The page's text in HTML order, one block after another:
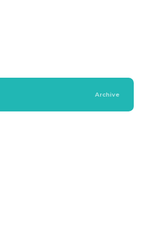
Archive